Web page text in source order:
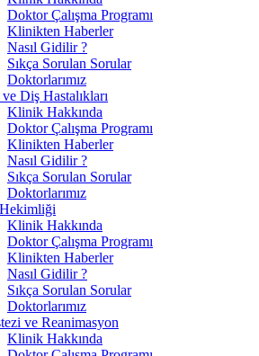
Doktor Çalışma Programı
Klinikten Haberler
Nasıl Gidilir ?
Sıkça Sorulan Sorular
Doktorlarımız
ve Diş Hastalıkları
Klinik Hakkında
Doktor Çalışma Programı
Klinikten Haberler
Nasıl Gidilir ?
Sıkça Sorulan Sorular
Doktorlarımız
Klinik Hakkında
Doktor Çalışma Programı
Klinikten Haberler
Nasıl Gidilir ?
Sıkça Sorulan Sorular
Doktorlarımız
ve Reanimasyon
Klinik Hakkında